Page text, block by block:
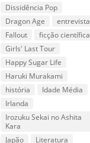
Dissidência Pop
Dragon Age
entrevista
Fallout
ficção científica
Girls' Last Tour
Happy Sugar Life
Haruki Murakami
história
Idade Média
Irlanda
Irozuku Sekai no Ashita
Kara
Japão
Literatura